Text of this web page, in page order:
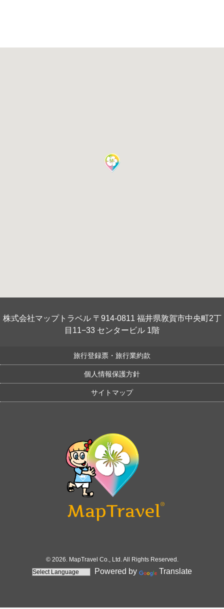
株式会社マップトラベル 〒914-0811 福井県敦賀市中央町2丁
目11−33 センタービル 1階
旅行登録票・旅行業約款
個人情報保護方針
サイトマップ
© 2026. MapTravel Co., Ltd. All Rights Reserved.
Powered by Translate